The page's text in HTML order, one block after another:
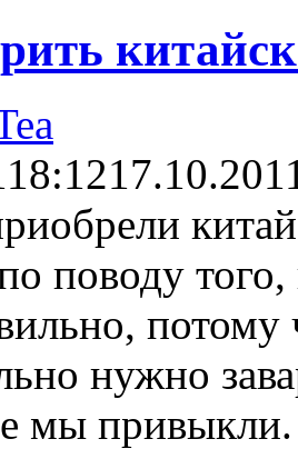
18:12
поводу того,
потому
нужно
мы привыкли.